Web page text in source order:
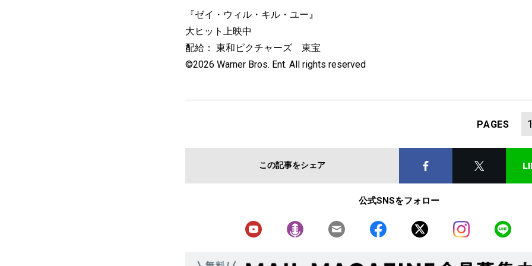
『ゼイ・ウィル・キル・ユー』
大ヒット上映中
配給： 東和ピクチャーズ 東宝
©2026 Warner Bros. Ent. All rights reserved
PAGES 1
この記事をシェア
公式SNSをフォロー